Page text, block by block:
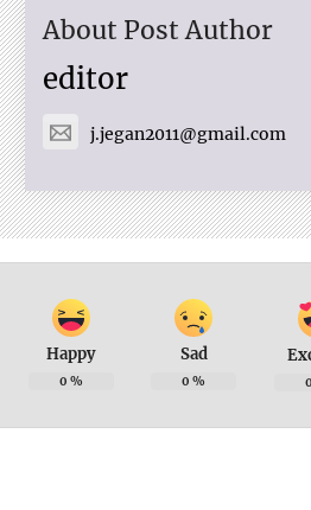
About Post Author
editor
j.jegan2011@gmail.com
Happy
0 %
Sad
0 % 0